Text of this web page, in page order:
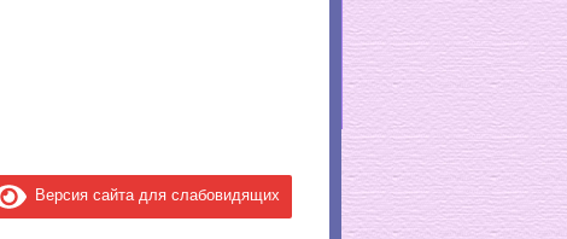
Версия сайта для слабовидящих